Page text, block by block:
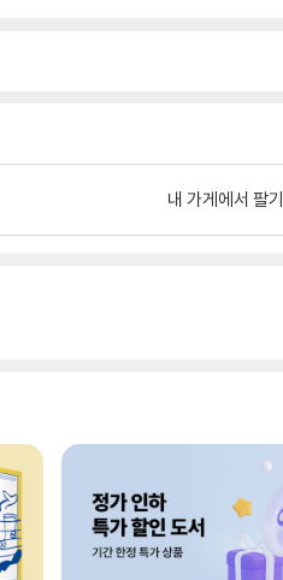
내 가게에서 팔기